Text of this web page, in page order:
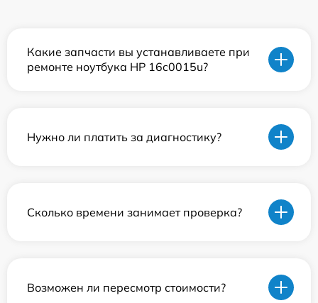
Какие запчасти вы устанавливаете при
ремонте ноутбука HP 16c0015u?
Нужно ли платить за диагностику?
Сколько времени занимает проверка?
Возможен ли пересмотр стоимости?